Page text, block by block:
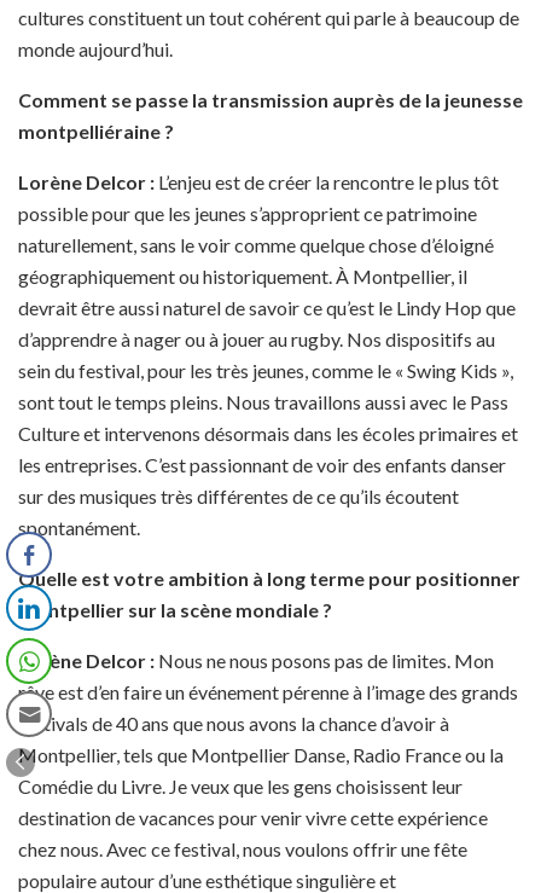
cultures constituent un tout cohérent qui parle à beaucoup de
monde aujourd’hui.
Comment se passe la transmission auprès de la jeunesse
montpelliéraine ?
Lorène Delcor : L’enjeu est de créer la rencontre le plus tôt
possible pour que les jeunes s’approprient ce patrimoine
naturellement, sans le voir comme quelque chose d’éloigné
géographiquement ou historiquement. À Montpellier, il
devrait être aussi naturel de savoir ce qu’est le Lindy Hop que
d’apprendre à nager ou à jouer au rugby. Nos dispositifs au
sein du festival, pour les très jeunes, comme le « Swing Kids »,
sont tout le temps pleins. Nous travaillons aussi avec le Pass
Culture et intervenons désormais dans les écoles primaires et
les entreprises. C’est passionnant de voir des enfants danser
sur des musiques très différentes de ce qu’ils écoutent
spontanément.
Quelle est votre ambition à long terme pour positionner
Montpellier sur la scène mondiale ?
Lorène Delcor : Nous ne nous posons pas de limites. Mon
rêve est d’en faire un événement pérenne à l’image des grands
festivals de 40 ans que nous avons la chance d’avoir à
Montpellier, tels que Montpellier Danse, Radio France ou la
Comédie du Livre. Je veux que les gens choisissent leur
destination de vacances pour venir vivre cette expérience
chez nous. Avec ce festival, nous voulons offrir une fête
populaire autour d’une esthétique singulière et